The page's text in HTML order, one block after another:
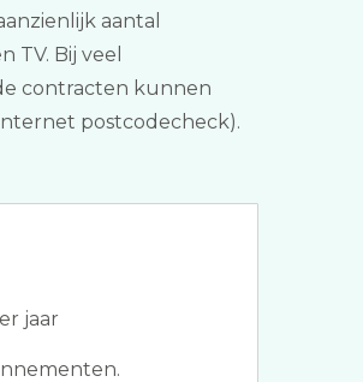
aantal
TV. Bij veel
contracten kunnen
postcodecheck).
jaar